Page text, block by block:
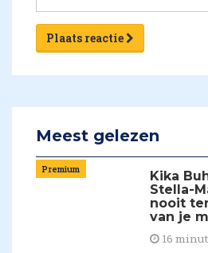
Plaats reactie
Meest gelezen
Premium
Kika
Stella-
nooit
van je
16